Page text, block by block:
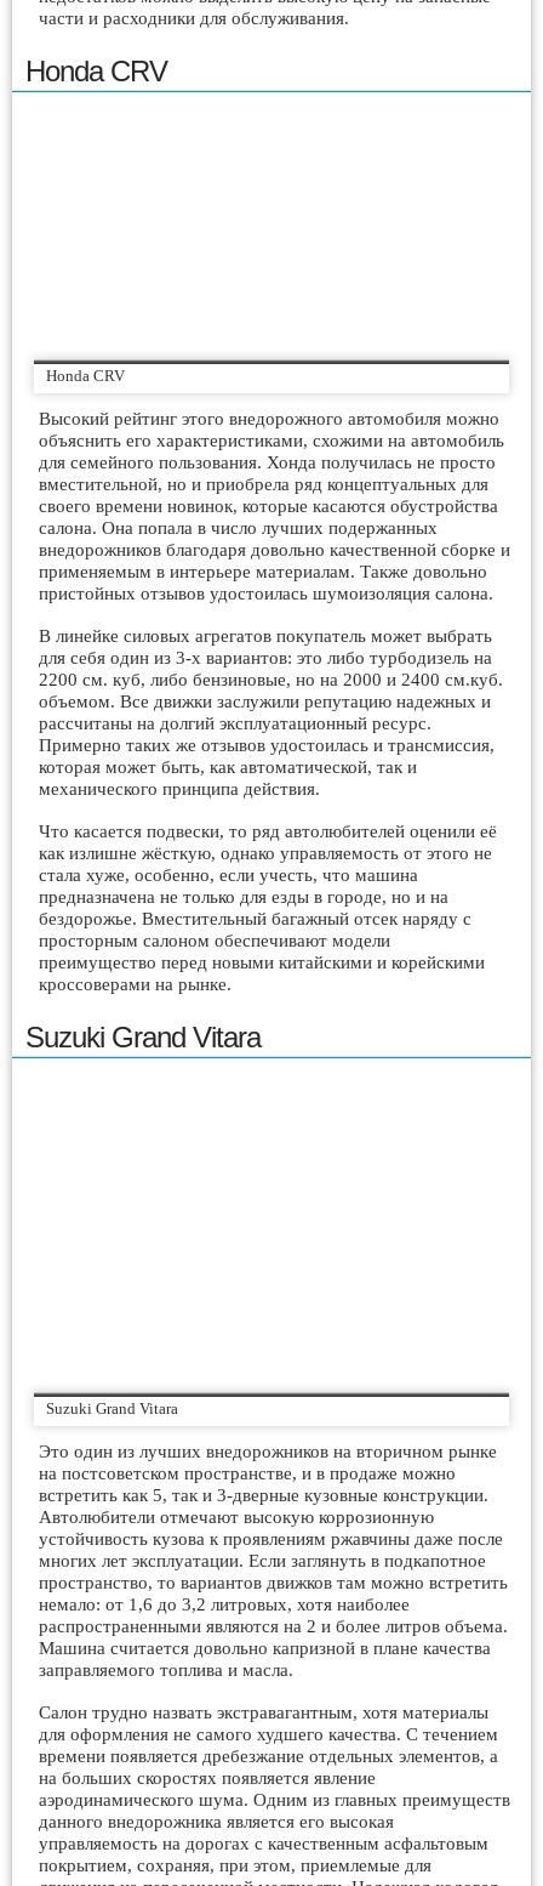
части и расходники для обслуживания.
Honda CRV
Honda CRV
Высокий рейтинг этого внедорожного автомобиля можно
объяснить его характеристиками, схожими на автомобиль
для семейного пользования. Хонда получилась не просто
вместительной, но и приобрела ряд концептуальных для
своего времени новинок, которые касаются обустройства
салона. Она попала в число лучших подержанных
внедорожников благодаря довольно качественной сборке и
применяемым в интерьере материалам. Также довольно
пристойных отзывов удостоилась шумоизоляция салона.
В линейке силовых агрегатов покупатель может выбрать
для себя один из 3-х вариантов: это либо турбодизель на
2200 см. куб, либо бензиновые, но на 2000 и 2400 см.куб.
объемом. Все движки заслужили репутацию надежных и
рассчитаны на долгий эксплуатационный ресурс.
Примерно таких же отзывов удостоилась и трансмиссия,
которая может быть, как автоматической, так и
механического принципа действия.
Что касается подвески, то ряд автолюбителей оценили её
как излишне жёсткую, однако управляемость от этого не
стала хуже, особенно, если учесть, что машина
предназначена не только для езды в городе, но и на
бездорожье. Вместительный багажный отсек наряду с
просторным салоном обеспечивают модели
преимущество перед новыми китайскими и корейскими
кроссоверами на рынке.
Suzuki Grand Vitara
Suzuki Grand Vitara
Это один из лучших внедорожников на вторичном рынке
на постсоветском пространстве, и в продаже можно
встретить как 5, так и 3-дверные кузовные конструкции.
Автолюбители отмечают высокую коррозионную
устойчивость кузова к проявлениям ржавчины даже после
многих лет эксплуатации. Если заглянуть в подкапотное
пространство, то вариантов движков там можно встретить
немало: от 1,6 до 3,2 литровых, хотя наиболее
распространенными являются на 2 и более литров объема.
Машина считается довольно капризной в плане качества
заправляемого топлива и масла.
Салон трудно назвать экстравагантным, хотя материалы
для оформления не самого худшего качества. С течением
времени появляется дребезжание отдельных элементов, а
на больших скоростях появляется явление
аэродинамического шума. Одним из главных преимуществ
данного внедорожника является его высокая
управляемость на дорогах с качественным асфальтовым
покрытием, сохраняя, при этом, приемлемые для